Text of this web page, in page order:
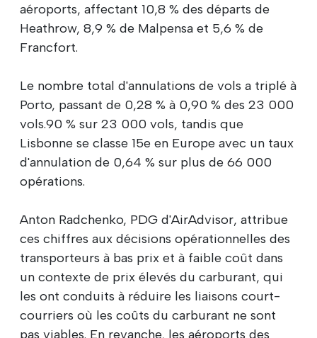
aéroports, affectant 10,8 % des départs de
Heathrow, 8,9 % de Malpensa et 5,6 % de
Francfort.
Le nombre total d'annulations de vols a triplé à
Porto, passant de 0,28 % à 0,90 % des 23 000
vols.90 % sur 23 000 vols, tandis que
Lisbonne se classe 15e en Europe avec un taux
d'annulation de 0,64 % sur plus de 66 000
opérations.
Anton Radchenko, PDG d'AirAdvisor, attribue
ces chiffres aux décisions opérationnelles des
transporteurs à bas prix et à faible coût dans
un contexte de prix élevés du carburant, qui
les ont conduits à réduire les liaisons court-
courriers où les coûts du carburant ne sont
pas viables. En revanche, les aéroports des